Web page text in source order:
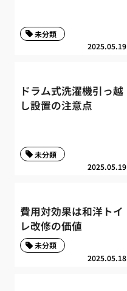
2025.05.19
未分類
ドラム式洗濯機引っ越
し設置の注意点
2025.05.19
未分類
費用対効果は和洋トイ
レ改修の価値
2025.05.18
未分類